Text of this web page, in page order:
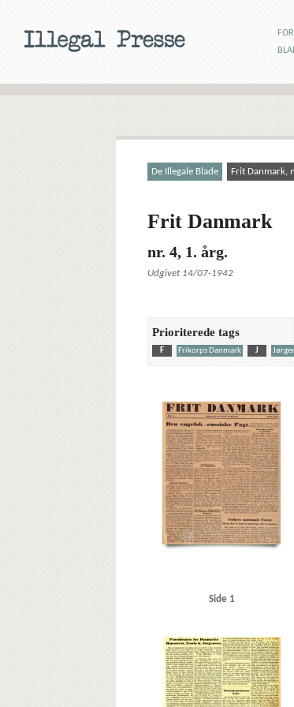
De Illegale Blade Frit Danmark,
Frit Danmark
nr. 4, 1. årg.
Udgivet 14/07-1942
Prioriterede tags
F Frikorps Danmark J
Christmas Møller, John, politiker
Eskelund, Karl, chef for
Hamborg Helsingør Jernstøberi
Posten
Jørgensen, A.D., historiker
Kryssing, Christian, Peter
L la
Middelfart
Molotov, Vjatjeslav
Ritzaus Bureau
Rusland Ry
Sønderjylland
T Thune
Side 1